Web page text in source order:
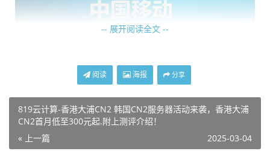
四川机房,拥有同等网络防护架构,防御同样300G+同时针电
信线路优化极佳,同时四川机柜皆为高电柜,更加适合高功率高
性能设备使用.
-- 展开阅读全文 --
阅读 海报 分享
819云计算-香港大浦CN2 韩国CN2服务器活动来袭，香港大浦
CN2首月低至300元起.附上测评介绍！
« 上一篇
2025-03-04